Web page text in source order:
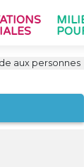
aux personnes